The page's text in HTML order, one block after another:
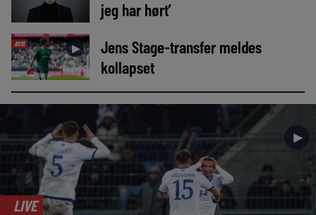
jeg har hørt’
AVIS ►
Jens Stage-transfer meldes
kollapset
►
LIVE